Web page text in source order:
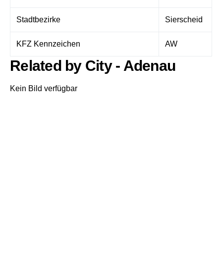
Stadtbezirke Sierscheid
KFZ Kennzeichen AW
Related by City - Adenau
Kein Bild verfügbar